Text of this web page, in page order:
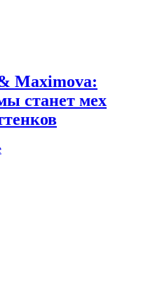
Maximova:
станет мех